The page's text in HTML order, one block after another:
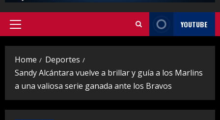
Primary
YOUTUBE
Home
Deportes
Sandy Alcántara vuelve a brillar y guía a los Marlins
a una valiosa serie ganada ante los Bravos